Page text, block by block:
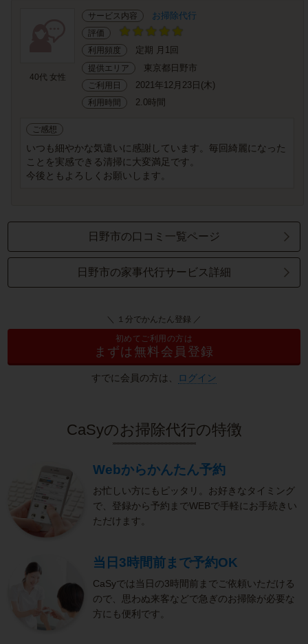
40代 女性
サービス内容 お掃除代行
評価
利用頻度
定期 月1回
提供エリア 東京都日野市
ご利用日 2021年12月23日(木)
利用時間 2.0時間
ご感想
いつも細やかな気遣いに感謝しています。毎回綺麗になった
ことを実感できる清掃に大変満足です。
今後ともよろしくお願いします。
日野市の口コミ一覧ページ
日野市の家事代行サービス詳細
＼ １分でかんたん登録 ／
初めてご利用の方は
まずは無料会員登録
すでに会員の方は、 ログイン
CaSyのお掃除代行の特徴
Webからかんたん予約
お忙しい方にもピッタリ。お好きなタイミング
で、登録から予約までWEBで手軽にお手続きい
ただけます。
当日3時間前まで予約OK
CaSyでは当日の3時間前までご依頼いただける
ので、思わぬ来客などで急ぎのお掃除が必要な
方にも便利です。